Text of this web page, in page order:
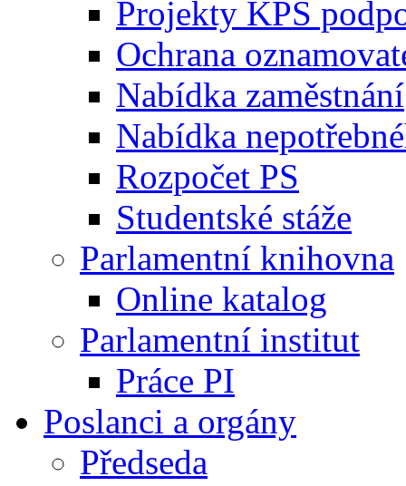
Projekty KPS
Ochrana
Nabídka zaměstnání
Nabídka
Rozpočet PS
Studentské stáže
Parlamentní knihovna
Online katalog
Parlamentní institut
Práce PI
Poslanci a orgány
Předseda